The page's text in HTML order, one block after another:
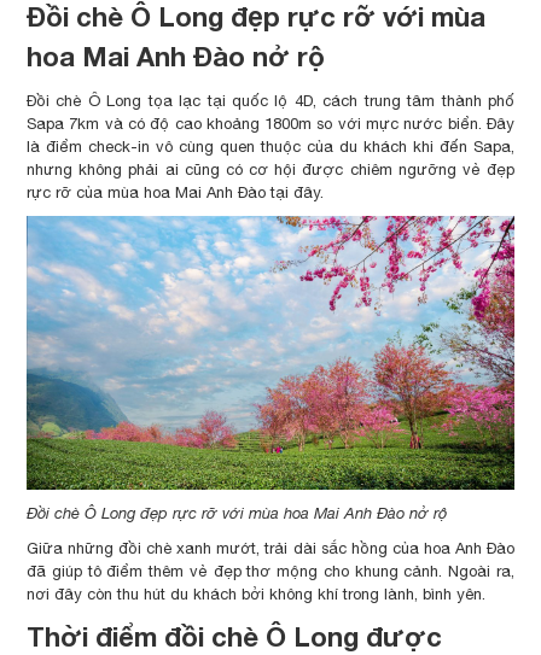
Đồi chè Ô Long đẹp rực rỡ với mùa
hoa Mai Anh Đào nở rộ
Đồi chè Ô Long tọa lạc tại quốc lộ 4D, cách trung tâm thành phố
Sapa 7km và có độ cao khoảng 1800m so với mực nước biển. Đây
là điểm check-in vô cùng quen thuộc của du khách khi đến Sapa,
nhưng không phải ai cũng có cơ hội được chiêm ngưỡng vẻ đẹp
rực rỡ của mùa hoa Mai Anh Đào tại đây.
Đồi chè Ô Long đẹp rực rỡ với mùa hoa Mai Anh Đào nở rộ
Giữa những đồi chè xanh mướt, trải dài sắc hồng của hoa Anh Đào
đã giúp tô điểm thêm vẻ đẹp thơ mộng cho khung cảnh. Ngoài ra,
nơi đây còn thu hút du khách bởi không khí trong lành, bình yên.
Thời điểm đồi chè Ô Long được